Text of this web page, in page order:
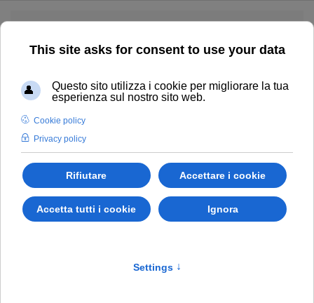
CHIAMACI
UDINE
PUBBLICATO INURNE PER ANIMALI.
Ciondolo Cuore